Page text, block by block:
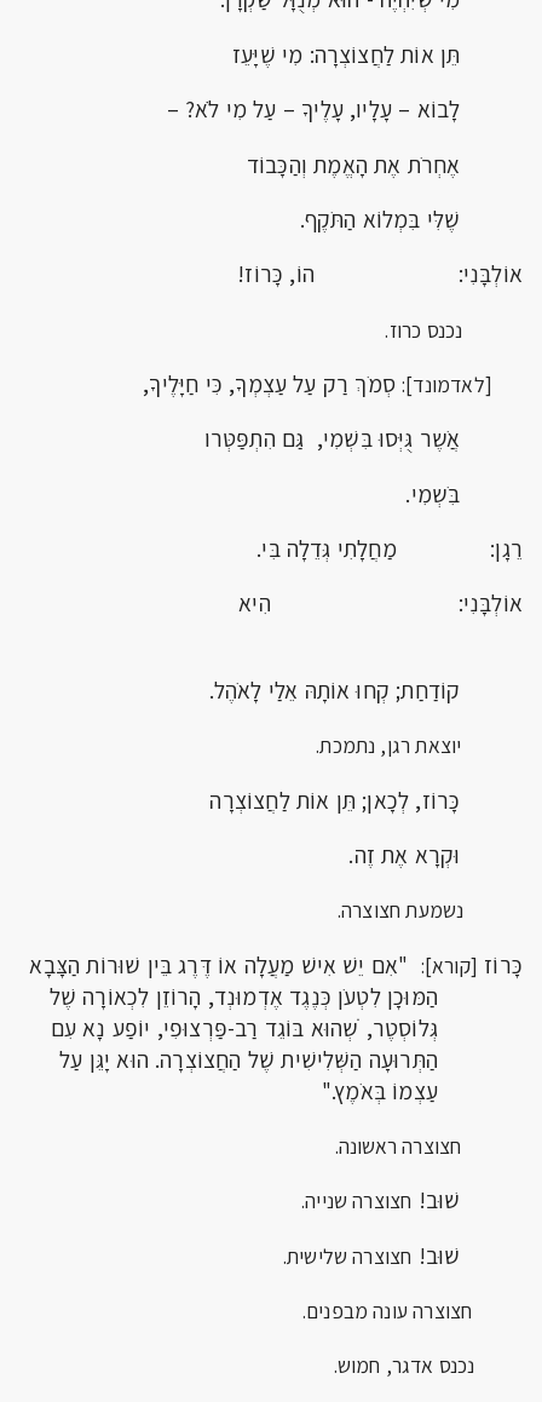
תֵּן אוֹת לַחֲצוֹצְרָה: מִי שֶׁיָּעֵז
לָבוֹא – עָלָיו, עָלֶיךָ – עַל מִי לֹֹא? –
אֶחְרֹת אֶת הָאֱמֶת וְהַכָּבוֹד
שֶׁלִּי בִּמְלוֹא הַתֹּקֶף.
אוֹלְבָּנִי: הוֹ, כָּרוֹז!
נכנס כרוז.
[לאדמונד]:סְמֹךְ רַק עַל עַצְמְךָ, כִּי חַיָּלֶיךָ,
אֲֹשֶר גֻּיְּסוּ בִּשְׁמִי, גַּם הִתְפַּטְּרו
בִֹּשְמִי.
רֵגָן: מַחֲלָתִי גְּדֵלָה בִּי.
אוֹלְבָּנִי: הִיא
קוֹדַחַת; קְחוּ אוֹתָהּ אֵלַי לָאֹהֶל.
יוצאת רגן, נתמכת.
כָּרוֹז, לְכָאן; תֵּן אוֹת לַחֲצוֹצְרָה
וּקְרָא אֶת זֶה.
נשמעת חצוצרה.
כָּרוֹז [קורא]: "אִם יֵשׁ אִישׁ מַעֲלָה אוֹ דֶּרֶג בֵּין שׁוּרוֹת הַצָּבָא
הַמּוּכָן לִטְעֹן כְּנֶגֶד אֶדְמוּנְד, הָרוֹזֵן לִכְאוֹרָה שֶׁל
גְּלוֹסְטֶר, ֹשְהוּא בּוֹגֵד רַב-פַּרְצוּפִי, יוֹפַע נָא עִם
הַתְּרוּעָה הַשְּׁלִישִׁית שֶׁל הַחֲצוֹצְרָה. הוּא יָגֵּן עַל
עַצְמוֹ בְּאֹמֶץ."
חצוצרה ראשונה.
שׁוּב! חצוצרה שנייה.
שׁוּב! חצוצרה שלישית.
חצוצרה עונה מבפנים.
נכנס אדגר, חמוש.